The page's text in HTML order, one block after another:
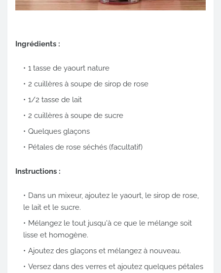
Ingrédients :
1 tasse de yaourt nature
2 cuillères à soupe de sirop de rose
1/2 tasse de lait
2 cuillères à soupe de sucre
Quelques glaçons
Pétales de rose séchés (facultatif)
Instructions :
Dans un mixeur, ajoutez le yaourt, le sirop de rose,
le lait et le sucre.
Mélangez le tout jusqu'à ce que le mélange soit
lisse et homogène.
Ajoutez des glaçons et mélangez à nouveau.
Versez dans des verres et ajoutez quelques pétales